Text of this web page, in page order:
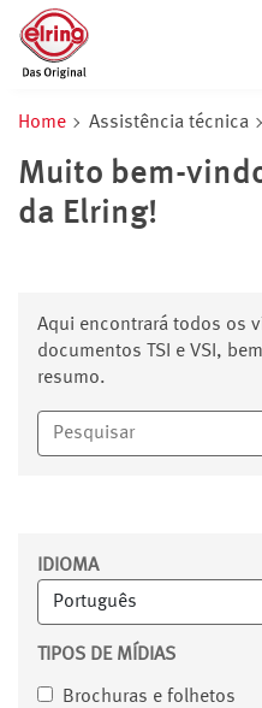
Home Assistência técnica
Muito bem-
da Elring!
Aqui encontrará todos os
documentos TSI e VSI,
resumo.
Filtro
IDIOMA
TIPOS DE MÍDIAS
Brochuras e folhetos